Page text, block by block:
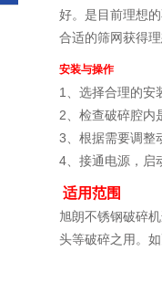
好。是目前理想
合适的筛网获得
安装与操作
1、选择合理的
2、检查破碎腔
3、根据需要调
4、接通电源，启
适用范围
旭朗不锈钢破碎
头等破碎之用。